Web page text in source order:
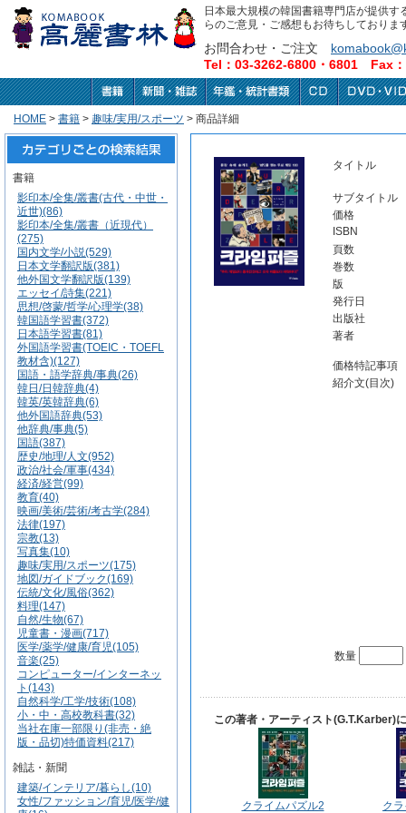
日本最大規模の韓国書籍専門店が提供
らのご意見・ご感想もお待ちしておりま
お問合わせ・ご注文
Tel：03-3262-6800・6801 Fax
HOME > 書籍 > 趣味/実用/スポーツ > 商品詳細
書籍
影印本/全集/叢書(古代・中世・
近世)(86)
影印本/全集/叢書（近現代）
(275)
国内文学/小説(529)
日本文学翻訳版(381)
他外国文学翻訳版(139)
エッセイ/詩集(221)
思想/啓蒙/哲学/心理学(38)
韓国語学習書(372)
日本語学習書(81)
外国語学習書(TOEIC・TOEFL
教材含)(127)
国語・語学辞典/事典(26)
韓日/日韓辞典(4)
韓英/英韓辞典(6)
他外国語辞典(53)
他辞典/事典(5)
国語(387)
歴史/地理/人文(952)
政治/社会/軍事(434)
経済/経営(99)
教育(40)
映画/美術/芸術/考古学(284)
法律(197)
宗教(13)
写真集(10)
趣味/実用/スポーツ(175)
地図/ガイドブック(169)
伝統/文化/風俗(362)
料理(147)
自然/生物(67)
児童書・漫画(717)
医学/薬学/健康/育児(105)
音楽(25)
コンピューター/インターネッ
ト(143)
自然科学/工学/技術(108)
小・中・高校教科書(32)
当社在庫一部限り(非売・絶
版・品切)特価資料(217)
雑誌・新聞
建築/インテリア/暮らし(10)
女性/ファッション/育児/医学/健
タイトル
サブタイトル
価格
ISBN
頁数
巻数
版
発行日
出版社
著者
価格特記事項
紹介文(目次)
数量
この著者・アーティスト(G.T.Karber)
クライムパズル2
ク